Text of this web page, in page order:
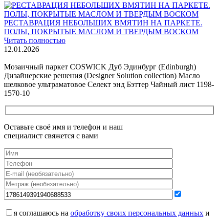
РЕСТАВРАЦИЯ НЕБОЛЬШИХ ВМЯТИН НА ПАРКЕТЕ.
ПОЛЫ, ПОКРЫТЫЕ МАСЛОМ И ТВЕРДЫМ ВОСКОМ
Читать полностью
12.01.2026
Мозаичный паркет COSWICK Дуб Эдинбург (Edinburgh)
Дизайнерские решения (Designer Solution collection) Масло
шелковое ультраматовое Селект энд Бэттер Чайный лист 1198-
1570-10
Оставьте своё имя и телефон и наш
специалист свяжется с вами
я соглашаюсь на обработку своих персональных данных и